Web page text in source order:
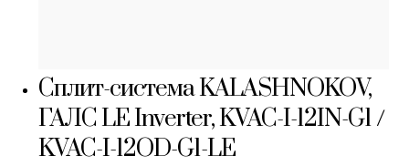
Сплит-система KALASHNOKOV,
ГАЛС LE Inverter, KVAC-I-12IN-G1 /
KVAC-I-12OD-G1-LE